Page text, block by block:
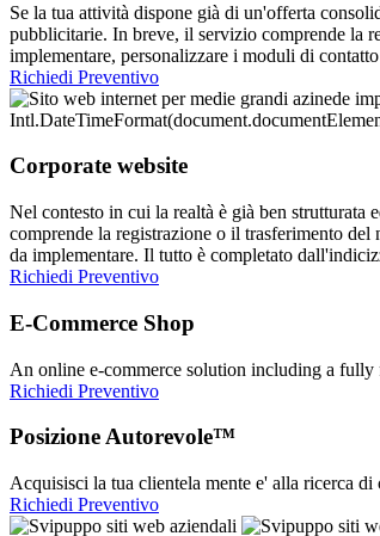
Se la tua attività dispone già di un'offerta
pubblicitarie. In breve, il servizio comprende la
implementare, personalizzare i moduli di
Richiedi Preventivo
Corporate website
Nel contesto in cui la realtà è già ben strutturata
comprende la registrazione o il trasferimento
da implementare. Il tutto è completato
Richiedi Preventivo
E-Commerce Shop
An online e-commerce solution including a fully
Richiedi Preventivo
Posizione Autorevole™
Acquisisci la tua clientela mente e' alla ricerca
Richiedi Preventivo